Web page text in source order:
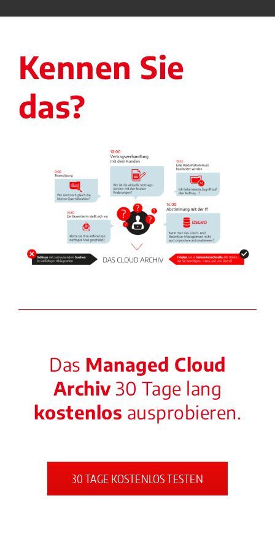
Kennen Sie
das?
Das Managed Cloud
Archiv30 Tage lang
kostenlos ausprobieren.
30 TAGE KOSTENLOS TESTEN